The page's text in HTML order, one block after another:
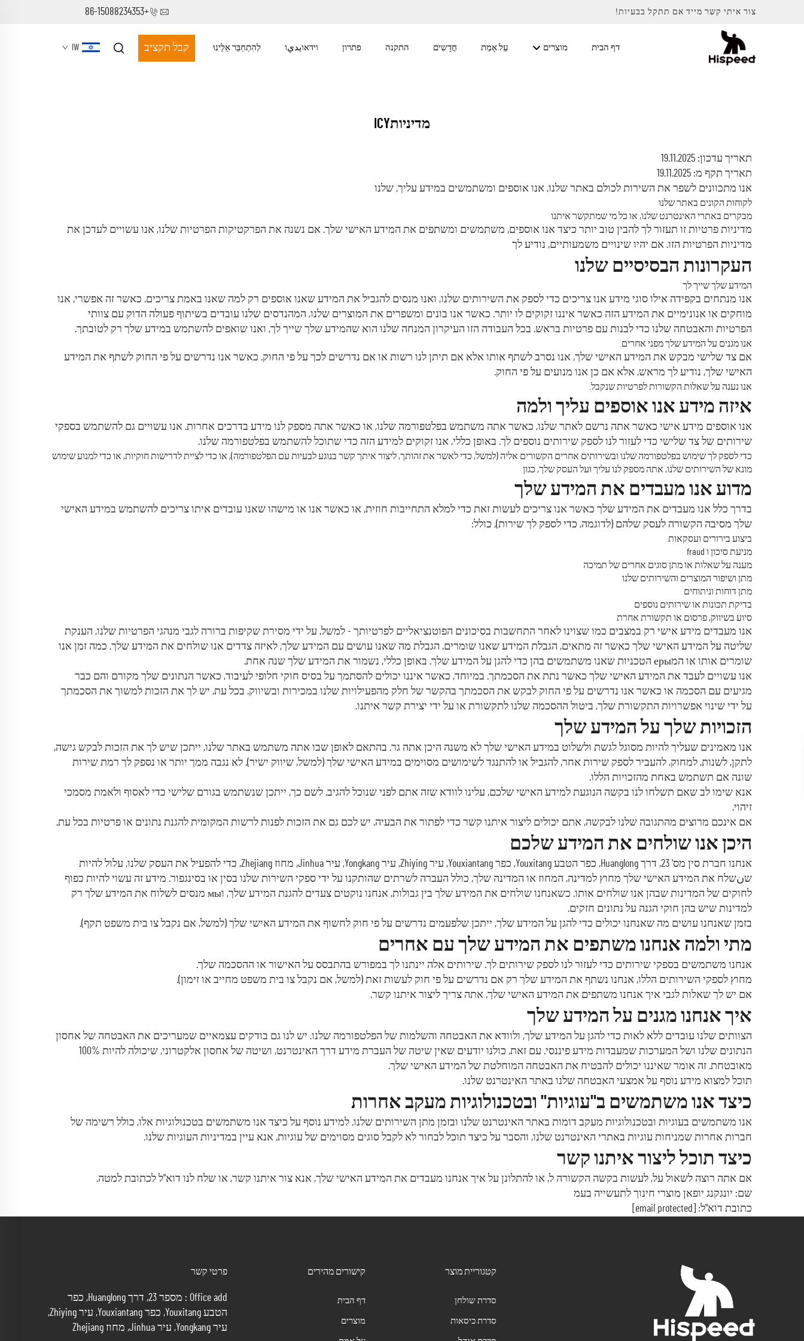
צור איתי קשר מייד אם תתקל בבעיות! +86-15088234353
דף הבית מוצרים עַל אָמַת חֲדָשִים התקנה פתרון וידאוيديו לְהִתְחַבֵּר אֵלֵינוּ קבל תקציב IW
מדיניותICY
תאריך עדכון: 19.11.2025
תאריך תקף מ: 19.11.2025
אנו מתכוונים לשפר את השירות לכולם באתר שלנו, אנו אוספים ומשתמשים במידע עליך, שלנו
לקוחות הקונים באתר שלנו
מבקרים באתרי האינטרנט שלנו, או כל מי שמתקשר איתנו
מדיניות פרטיות זו תעזור לך להבין טוב יותר כיצד אנו אוספים, משתמשים ומשתפים את המידע האישי שלך. אם נשנה את הפרקטיקות הפרטיות שלנו, אנו עשויים לעדכן את
מדיניות הפרטיות הזו. אם יהיו שינויים משמעותיים, נודיע לך
העקרונות הבסיסיים שלנו
המידע שלך שייך לך
אנו מנתחים בקפידה אילו סוגי מידע אנו צריכים כדי לספק את השירותים שלנו, ואנו מנסים להגביל את המידע שאנו אוספים רק למה שאנו באמת צריכים. כאשר זה אפשרי, אנו
מוחקים או אנונימיים את המידע הזה כאשר איננו זקוקים לו יותר. כאשר אנו בונים ומשפרים את המוצרים שלנו, המהנדסים שלנו עובדים בשיתוף פעולה הדוק עם צוותי
הפרטיות והאבטחה שלנו כדי לבנות עם פרטיות בראש. בכל העבודה הזו העיקרון המנחה שלנו הוא שהמידע שלך שייך לך, ואנו שואפים להשתמש במידע שלך רק לטובתך.
אנו מגנים על המידע שלך מפני אחרים
אם צד שלישי מבקש את המידע האישי שלך, אנו נסרב לשתף אותו אלא אם תיתן לנו רשות או אם נדרשים לכך על פי החוק. כאשר אנו נדרשים על פי החוק לשתף את המידע
האישי שלך, נודיע לך מראש, אלא אם כן אנו מנועים על פי החוק.
אנו נענה על שאלות הקשורות לפרטיות שנקבל.
איזה מידע אנו אוספים עליך ולמה
אנו אוספים מידע אישי כאשר אתה נרשם לאתר שלנו, כאשר אתה משתמש בפלטפורמה שלנו, או כאשר אתה מספק לנו מידע בדרכים אחרות. אנו עשויים גם להשתמש בספקי
שירותים של צד שלישי כדי לעזור לנו לספק שירותים נוספים לך. באופן כללי, אנו זקוקים למידע הזה כדי שתוכל להשתמש בפלטפורמה שלנו.
כדי לספק לך שימוש בפלטפורמה שלנו ובשירותים אחרים הקשורים אליה (למשל, כדי לאשר את זהותך, ליצור איתך קשר בנוגע לבעיות עם הפלטפורמה), או כדי לציית לדרישות חוקיות, או כדי למנוע שימוש
מונא של השירותים שלנו, אתה מספק לנו עליך ועל העסק שלך, כגון
מדוע אנו מעבדים את המידע שלך
בדרך כלל אנו מעבדים את המידע שלך כאשר אנו צריכים לעשות זאת כדי למלא התחייבות חוזית, או כאשר אנו או מישהו שאנו עובדים איתו צריכים להשתמש במידע האישי
שלך מסיבה הקשורה לעסק שלהם (לדוגמה, כדי לספק לך שירות), כולל:
ביצוע בירורים ועסקאות
מניעת סיכון ו fraud
מענה על שאלות או מתן סוגים אחרים של תמיכה
מתן ושיפור המוצרים והשירותים שלנו
מתן דוחות וניתוחים
בדיקת תכונות או שירותים נוספים
סיוע בשיווק, פרסום או תקשורת אחרת
אנו מעבדים מידע אישי רק במצבים כמו שצוינו לאחר התחשבות בסיכונים הפוטנציאליים לפרטיותך - למשל, על ידי מסירת שקיפות ברורה לגבי מנהגי הפרטיות שלנו, הענקת
שליטה על המידע האישי שלך כאשר זה מתאים, הגבלת המידע שאנו שומרים, הגבלת מה שאנו עושים עם המידע שלך, לאיזה צדדים אנו שולחים את המידע שלך, כמה זמן אנו
שומרים אותו או המеры הטכניות שאנו משתמשים בהן כדי להגן על המידע שלך. באופן כללי, נשמור את המידע שלך שנה אחת.
אנו עשויים לעבד את המידע האישי שלך כאשר נתת את הסכמתך. במיוחד, כאשר איננו יכולים להסתמך על בסיס חוקי חלופי לעיבוד, כאשר הנתונים שלך מקורם והם כבר
מגיעים עם הסכמה או כאשר אנו נדרשים על פי החוק לבקש את הסכמתך בהקשר של חלק מהפעילויות שלנו במכירות ובשיווק. בכל עת, יש לך את הזכות למשוך את הסכמתך
על ידי שינוי אפשרויות התקשורת שלך, ביטול ההסכמה שלנו לתקשורת או על ידי יצירת קשר איתנו.
הזכויות שלך על המידע שלך
אנו מאמינים שעליך להיות מסוגל לגשת ולשלוט במידע האישי שלך לא משנה היכן אתה גר. בהתאם לאופן שבו אתה משתמש באתר שלנו, ייתכן שיש לך את הזכות לבקש גישה,
לתקן, לשנות, למחוק, להעביר לספק שירות אחר, להגביל או להתנגד לשימושים מסוימים במידע האישי שלך (למשל, שיווק ישיר). לא נגבה ממך יותר או נספק לך רמת שירות
שונה אם תשתמש באחת מהזכויות הללו.
אנא שימו לב שאם תשלחו לנו בקשה הנוגעת למידע האישי שלכם, עלינו לוודא שזה אתם לפני שנוכל להגיב. לשם כך, ייתכן שנשתמש בגורם שלישי כדי לאסוף ולאמת מסמכי
זיהוי.
אם אינכם מרוצים מהתגובה שלנו לבקשה, אתם יכולים ליצור איתנו קשר כדי לפתור את הבעיה. יש לכם גם את הזכות לפנות לרשות המקומית להגנת נתונים או פרטיות בכל עת.
היכן אנו שולחים את המידע שלכם
אנחנו חברת סין מס' 23, דרך Huanglong, כפר הטבע Youxitang, כפר Youxiantang, עיר Zhiying, עיר Yongkang, עיר Jinhua, מחוז Zhejiang, כדי להפעיל את העסק שלנו, עלול להיות
שنשלח את המידע האישי שלך מחוץ למדינה, המחוז או המדינה שלך, כולל העברה לשרתים שהותקנו על ידי ספקי השירות שלנו בסין או בסינגפור. מידע זה עשוי להיות כפוף
לחוקים של המדינות שבהן אנו שולחים אותו. כשאנחנו שולחים את המידע שלך בין גבולות, אנחנו נוקטים צעדים להגנת המידע שלך, וмы מנסים לשלוח את המידע שלך רק
למדינות שיש בהן חוקי הגנה על נתונים חזקים.
בזמן שאנחנו עושים מה שאנחנו יכולים כדי להגן על המידע שלך, ייתכן שלפעמים נדרשים על פי חוק לחשוף את המידע האישי שלך (למשל, אם נקבל צו בית משפט תקף).
מתי ולמה אנחנו משתפים את המידע שלך עם אחרים
אנחנו משתמשים בספקי שירותים כדי לעזור לנו לספק שירותים לך. שירותים אלה יינתנו לך במפורש בהתבסס על האישור או ההסכמה שלך.
מחוץ לספקי השירותים הללו, אנחנו נשתף את המידע שלך רק אם נדרשים על פי חוק לעשות זאת (למשל, אם נקבל צו בית משפט מחייב או זימון).
אם יש לך שאלות לגבי איך אנחנו משתפים את המידע האישי שלך, אתה צריך ליצור איתנו קשר.
איך אנחנו מגנים על המידע שלך
הצוותים שלנו עובדים ללא לאות כדי להגן על המידע שלך, ולוודא את האבטחה והשלמות של הפלטפורמה שלנו. יש לנו גם בודקים עצמאיים שמעריכים את האבטחה של אחסון
הנתונים שלנו ושל המערכות שמעבדות מידע פיננסי. עם זאת, כולנו יודעים שאין שיטה של העברת מידע דרך האינטרנט, ושיטה של אחסון אלקטרוני, שיכולה להיות 100%
מאובטחת. זה אומר שאיננו יכולים להבטיח את האבטחה המוחלטת של המידע האישי שלך.
תוכל למצוא מידע נוסף על אמצעי האבטחה שלנו באתר האינטרנט שלנו.
כיצד אנו משתמשים ב"עוגיות" ובטכנולוגיות מעקב אחרות
אנו משתמשים בעוגיות ובטכנולוגיות מעקב דומות באתר האינטרנט שלנו ובזמן מתן השירותים שלנו. למידע נוסף על כיצד אנו משתמשים בטכנולוגיות אלו, כולל רשימה של
חברות אחרות שמניחות עוגיות באתרי האינטרנט שלנו, והסבר על כיצד תוכל לבחור לא לקבל סוגים מסוימים של עוגיות, אנא עיין במדיניות העוגיות שלנו.
כיצד תוכל ליצור איתנו קשר
אם אתה רוצה לשאול על, לעשות בקשה הקשורה ל, או להתלונן על איך אנחנו מעבדים את המידע האישי שלך, אנא צור איתנו קשר, או שלח לנו דוא"ל לכתובת למטה.
שם: יונגקנג יופאן מוצרי חינוך לתעשייה בעמ
כתובת דוא"ל:
קטגוריית מוצר
סדרת שולחן
סדרת כיסאות
קישורים מהירים
דף הבית
מוצרים
פרטי קשר
Office add : מספר 23, דרך Huanglong, כפר
הטבע Youxitang, כפר Youxiantang, עיר Zhiying,
עיר Yongkang, עיר Jinhua, מחוז Zhejiang